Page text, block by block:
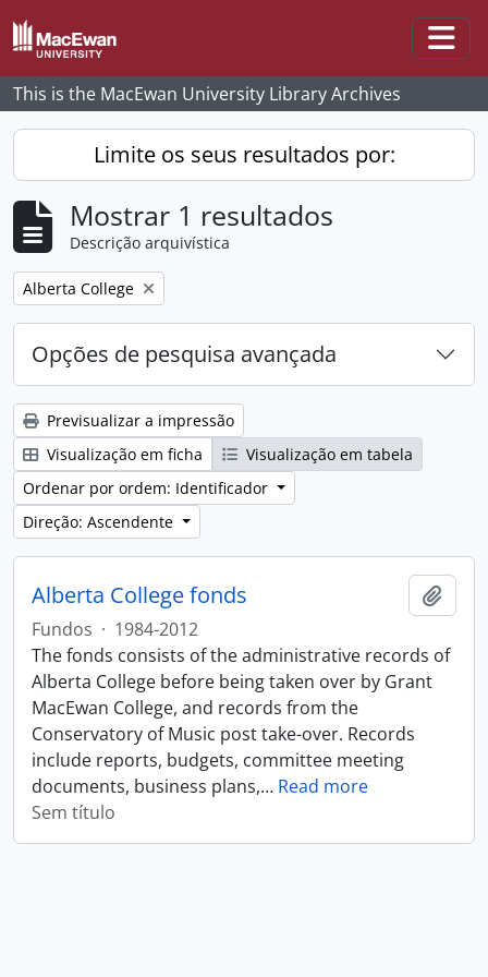
Skip to main content
This is the MacEwan University Library Archives
Limite os seus resultados por:
Mostrar 1 resultados
Descrição arquivística
Remove filter:
Alberta College
Opções de pesquisa avançada
Previsualizar a impressão
Visualização em ficha
Visualização em tabela
Ordenar por ordem: Identificador
Direção: Ascendente
Alberta College fonds
Fundos · 1984-2012
The fonds consists of the administrative records of
Alberta College before being taken over by Grant
MacEwan College, and records from the
Conservatory of Music post take-over. Records
include reports, budgets, committee meeting
documents, business plans,… Read more
Sem título